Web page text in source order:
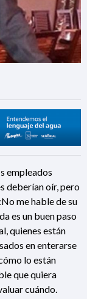
empleados
deberían oír, pero
me hable de su
es un buen paso
quienes están
en enterarse
lo están
que quiera
cuándo.